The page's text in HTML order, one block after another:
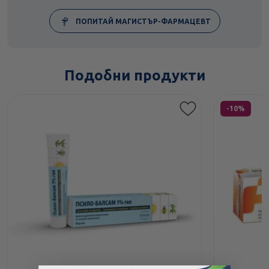
ПОПИТАЙ МАГИСТЪР-ФАРМАЦЕВТ
Подобни продукти
Етикети
-10%